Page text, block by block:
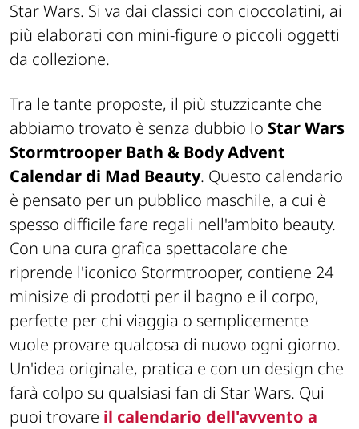
Star Wars. Si va dai classici con cioccolatini, ai
più elaborati con mini-figure o piccoli oggetti
da collezione.
Tra le tante proposte, il più stuzzicante che
abbiamo trovato è senza dubbio lo Star Wars
Stormtrooper Bath & Body Advent
Calendar di Mad Beauty. Questo calendario
è pensato per un pubblico maschile, a cui è
spesso difficile fare regali nell'ambito beauty.
Con una cura grafica spettacolare che
riprende l'iconico Stormtrooper, contiene 24
minisize di prodotti per il bagno e il corpo,
perfette per chi viaggia o semplicemente
vuole provare qualcosa di nuovo ogni giorno.
Un'idea originale, pratica e con un design che
farà colpo su qualsiasi fan di Star Wars. Qui
puoi trovare il calendario dell'avvento a